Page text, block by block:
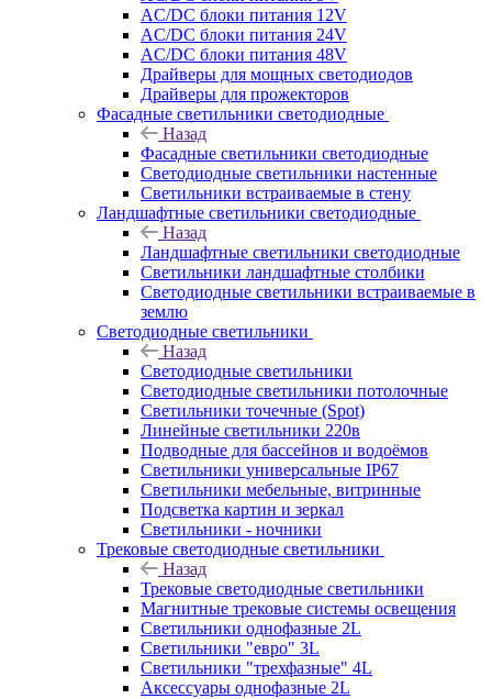
AC/DC блоки питания 12V
AC/DC блоки питания 24V
AC/DC блоки питания 48V
Драйверы для мощных светодиодов
Драйверы для прожекторов
Фасадные светильники светодиодные
Назад
Фасадные светильники светодиодные
Светодиодные светильники настенные
Светильники встраиваемые в стену
Ландшафтные светильники светодиодные
Назад
Ландшафтные светильники светодиодные
Светильники ландшафтные столбики
Светодиодные светильники встраиваемые в
землю
Светодиодные светильники
Назад
Светодиодные светильники
Светодиодные светильники потолочные
Светильники точечные (Spot)
Линейные светильники 220в
Подводные для бассейнов и водоёмов
Светильники универсальные IP67
Светильники мебельные, витринные
Подсветка картин и зеркал
Светильники - ночники
Трековые светодиодные светильники
Назад
Трековые светодиодные светильники
Магнитные трековые системы освещения
Светильники однофазные 2L
Светильники "евро" 3L
Светильники "трехфазные" 4L
Аксессуары однофазные 2L